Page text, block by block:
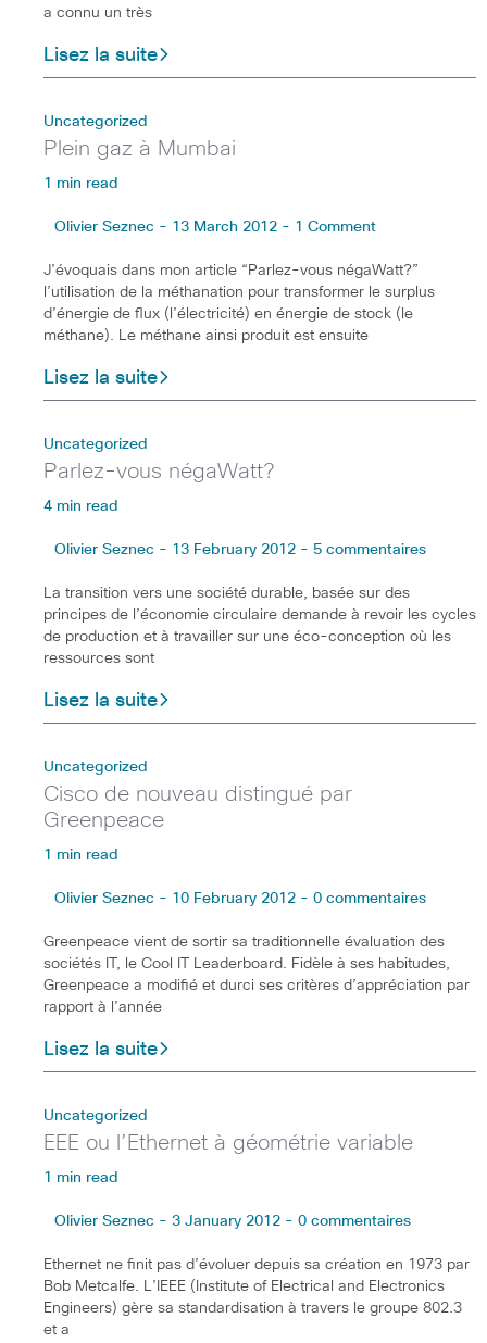
a connu un très
Lisez la suite
Uncategorized
Plein gaz à Mumbai
1 min read
Olivier Seznec - 13 March 2012 - 1 Comment
J’évoquais dans mon article “Parlez-vous négaWatt?”
l’utilisation de la méthanation pour transformer le surplus
d’énergie de flux (l’électricité) en énergie de stock (le
méthane). Le méthane ainsi produit est ensuite
Lisez la suite
Uncategorized
Parlez-vous négaWatt?
4 min read
Olivier Seznec - 13 February 2012 - 5 commentaires
La transition vers une société durable, basée sur des
principes de l’économie circulaire demande à revoir les cycles
de production et à travailler sur une éco-conception où les
ressources sont
Lisez la suite
Uncategorized
Cisco de nouveau distingué par
Greenpeace
1 min read
Olivier Seznec - 10 February 2012 - 0 commentaires
Greenpeace vient de sortir sa traditionnelle évaluation des
sociétés IT, le Cool IT Leaderboard. Fidèle à ses habitudes,
Greenpeace a modifié et durci ses critères d’appréciation par
rapport à l’année
Lisez la suite
Uncategorized
EEE ou l’Ethernet à géométrie variable
1 min read
Olivier Seznec - 3 January 2012 - 0 commentaires
Ethernet ne finit pas d’évoluer depuis sa création en 1973 par
Bob Metcalfe. L’IEEE (Institute of Electrical and Electronics
Engineers) gère sa standardisation à travers le groupe 802.3
et a